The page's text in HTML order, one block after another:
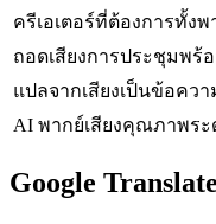
ครีเอเตอร์ที่ต้องการทั้งพ
ถอดเสียงการประชุมพร้
แปลจากเสียงเป็นข้อควา
AI พากย์เสียงคุณภาพร
Google Translate